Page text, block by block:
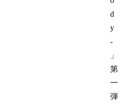
d
y
-
」
第
一
弾